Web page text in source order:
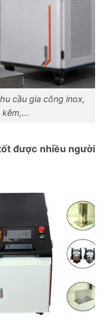
cầu gia công inox,
kẽm,…
được nhiều người